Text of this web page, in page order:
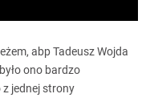
abp Tadeusz Wojda
ono bardzo
z jednej strony